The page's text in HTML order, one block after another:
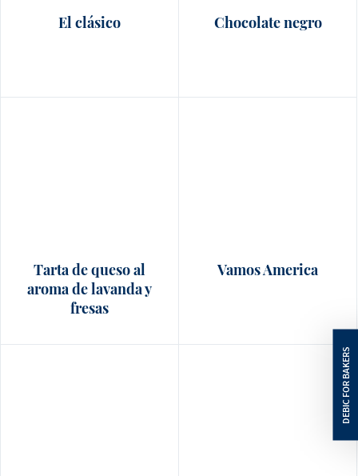
El clásico Chocolate negro
Tarta de queso al
aroma de lavanda y
fresas
Vamos America